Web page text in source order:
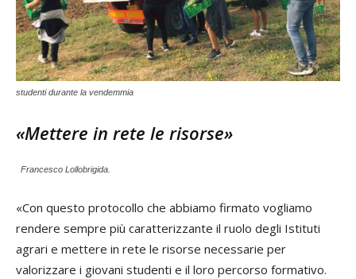
studenti durante la vendemmia
«Mettere in rete le risorse»
Francesco Lollobrigida.
«Con questo protocollo che abbiamo firmato vogliamo
rendere sempre più caratterizzante il ruolo degli Istituti
agrari e mettere in rete le risorse necessarie per
valorizzare i giovani studenti e il loro percorso formativo.